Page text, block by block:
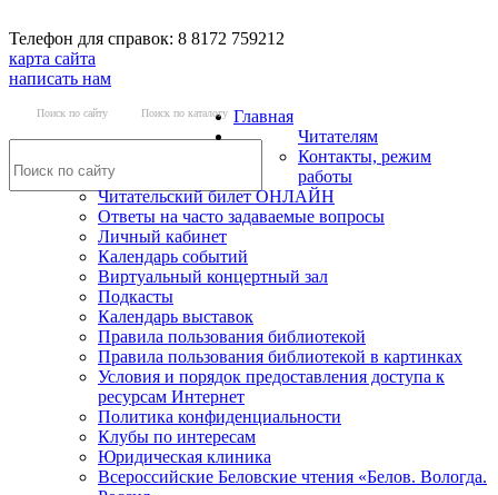
Телефон для справок: 8 8172 759212
карта сайта
написать нам
Поиск по сайту Поиск по каталогу Главная
Читателям
Контакты, режим
работы
Читательский билет ОНЛАЙН
Ответы на часто задаваемые вопросы
Личный кабинет
Календарь событий
Виртуальный концертный зал
Подкасты
Календарь выставок
Правила пользования библиотекой
Правила пользования библиотекой в картинках
Условия и порядок предоставления доступа к
ресурсам Интернет
Политика конфиденциальности
Клубы по интересам
Юридическая клиника
Всероссийские Беловские чтения «Белов. Вологда.